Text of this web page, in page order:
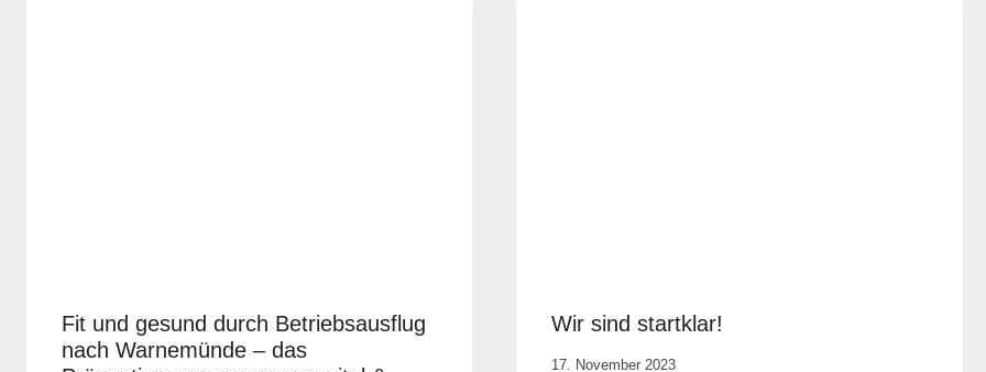
Fit und gesund durch Betriebsausflug
nach Warnemünde – das
Wir sind startklar!
Von
17. November 2023